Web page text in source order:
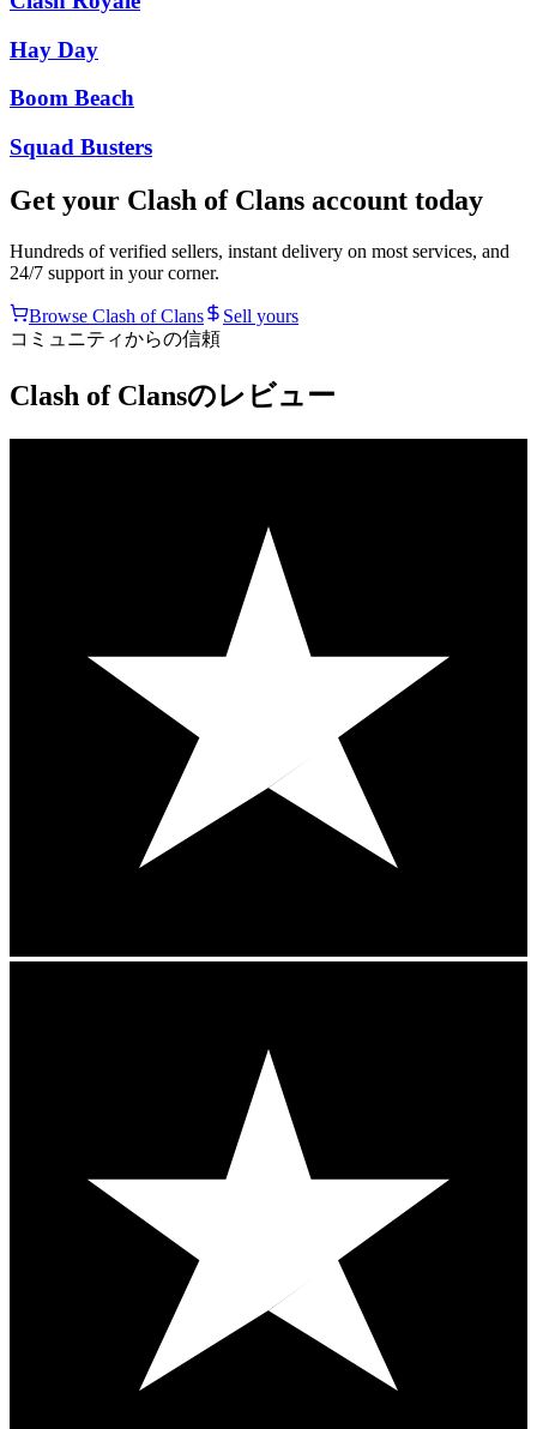
Hay Day
Boom Beach
Squad Busters
Get your Clash of Clans account today
Hundreds of verified sellers, instant delivery on most services, and
24/7 support in your corner.
Browse Clash of Clans
Sell yours
コミュニティからの信頼
Clash of Clansのレビュー